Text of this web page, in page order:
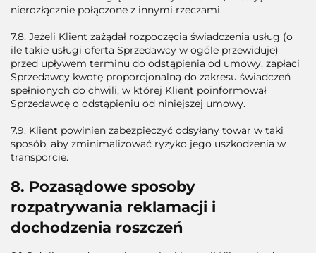
nierozłącznie połączone z innymi rzeczami.
7.8. Jeżeli Klient zażądał rozpoczęcia świadczenia usług (o
ile takie usługi oferta Sprzedawcy w ogóle przewiduje)
przed upływem terminu do odstąpienia od umowy, zapłaci
Sprzedawcy kwotę proporcjonalną do zakresu świadczeń
spełnionych do chwili, w której Klient poinformował
Sprzedawcę o odstąpieniu od niniejszej umowy.
7.9. Klient powinien zabezpieczyć odsyłany towar w taki
sposób, aby zminimalizować ryzyko jego uszkodzenia w
transporcie.
8. Pozasądowe sposoby
rozpatrywania reklamacji i
dochodzenia roszczeń